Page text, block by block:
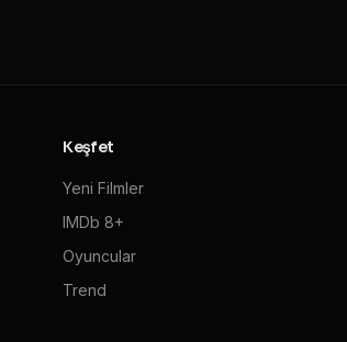
Keşfet
Yeni Filmler
IMDb 8+
Oyuncular
Trend